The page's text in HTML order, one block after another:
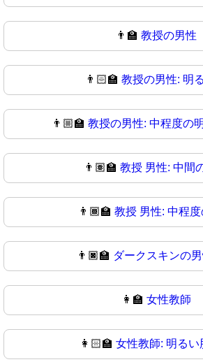
👨‍🏫 教授の男性
👨🏻‍🏫 教授の男性: 明
👨🏼‍🏫 教授の男性: 中程度の
👨🏽‍🏫 教授 男性: 中間
👨🏾‍🏫 教授 男性: 中程
👨🏿‍🏫 ダークスキンの
👩‍🏫 女性教師
👩🏻‍🏫 女性教師: 明るい